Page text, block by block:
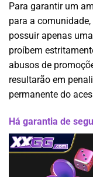
Para garantir um
para a
possuir apenas
proíbem
abusos de
resultarão em
permanente do
Há garantia de